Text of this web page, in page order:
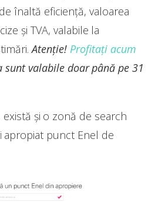
înaltă eficienţă, valoarea
şi TVA, valabile la
Atenție! Profitați acum
valabile doar până pe 31
și o zonă de search
apropiat punct Enel de